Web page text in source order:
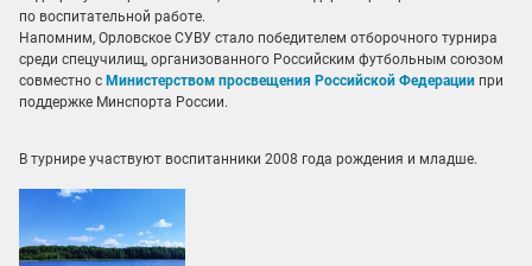
по воспитательной работе.
Напомним, Орловское СУВУ стало победителем отборочного турнира
среди спецучилищ, организованного Российским футбольным союзом
совместно с Министерством просвещения Российской Федерации при
поддержке Минспорта России.
В турнире участвуют воспитанники 2008 года рождения и младше.